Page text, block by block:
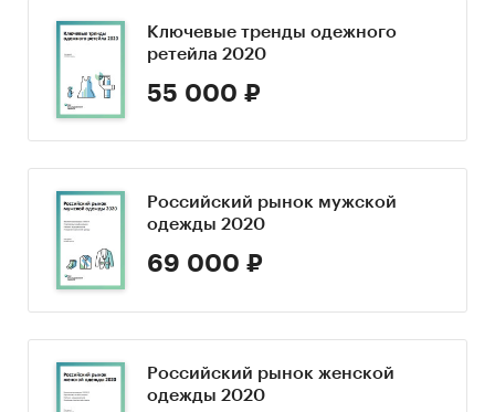
Ключевые тренды одежного
ретейла 2020
55 000 ₽
Российский рынок мужской
одежды 2020
69 000 ₽
Российский рынок женской
одежды 2020